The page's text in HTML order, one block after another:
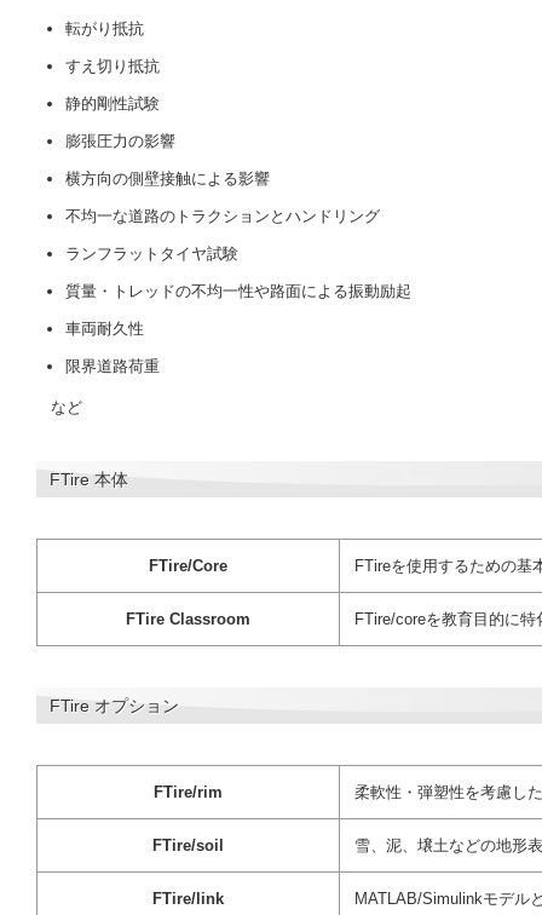
転がり抵抗
すえ切り抵抗
静的剛性試験
膨張圧力の影響
横方向の側壁接触による影響
不均一な道路のトラクションとハンドリング
ランフラットタイヤ試験
質量・トレッドの不均一性や路面による振動励起
車両耐久性
限界道路荷重
など
FTire 本体
FTire/Core FTireを使用するための基
FTire Classroom FTire/coreを教育目的に
FTire オプション
FTire/rim 柔軟性・弾塑性を考慮し
FTire/soil 雪、泥、壌土などの地形
FTire/link MATLAB/Simulinkモデル